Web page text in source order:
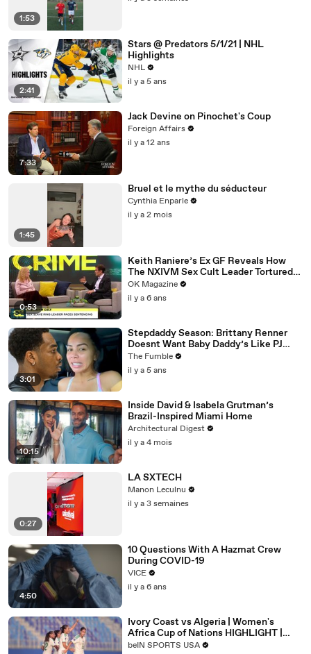
1:53
2:41
Stars @ Predators 5/1/21 | NHL
Highlights
NHL
il y a 5 ans
7:33
Jack Devine on Pinochet's Coup
Foreign Affairs
il y a 12 ans
1:45
Bruel et le mythe du séducteur
Cynthia Enparle
il y a 2 mois
0:53
Keith Raniere’s Ex GF Reveals How
The NXIVM Sex Cult Leader Tortured
Her For Years
OK Magazine
il y a 6 ans
3:01
Stepdaddy Season: Brittany Renner
Doesnt Want Baby Daddy’s Like PJ
Washington To Block Her Blessings
The Fumble
il y a 5 ans
10:15
Inside David & Isabela Grutman’s
Brazil-Inspired Miami Home
Architectural Digest
il y a 4 mois
0:27
LA SXTECH
Manon Leculnu
il y a 3 semaines
4:50
10 Questions With A Hazmat Crew
During COVID-19
VICE
il y a 6 ans
Ivory Coast vs Algeria | Women's
Africa Cup of Nations HIGHLIGHT |
08/08/2026 | beIN Sports USA
beIN SPORTS USA